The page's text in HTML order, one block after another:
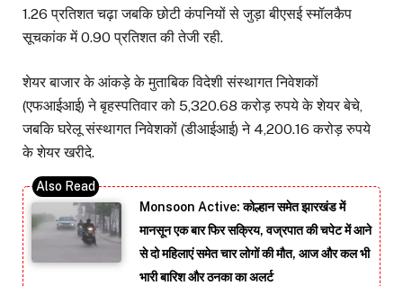
1.26 प्रतिशत चढ़ा जबकि छोटी कंपनियों से जुड़ा बीएसई स्मॉलकैप
सूचकांक में 0.90 प्रतिशत की तेजी रही.
शेयर बाजार के आंकड़े के मुताबिक विदेशी संस्थागत निवेशकों
(एफआईआई) ने बृहस्पतिवार को 5,320.68 करोड़ रुपये के शेयर बेचे,
जबकि घरेलू संस्थागत निवेशकों (डीआईआई) ने 4,200.16 करोड़ रुपये
के शेयर खरीदे.
Monsoon Active: कोल्हान समेत झारखंड में
मानसून एक बार फिर सक्रिय, वज्रपात की चपेट में आने
से दो महिलाएं समेत चार लोगों की मौत, आज और कल भी
भारी बारिश और ठनका का अलर्ट